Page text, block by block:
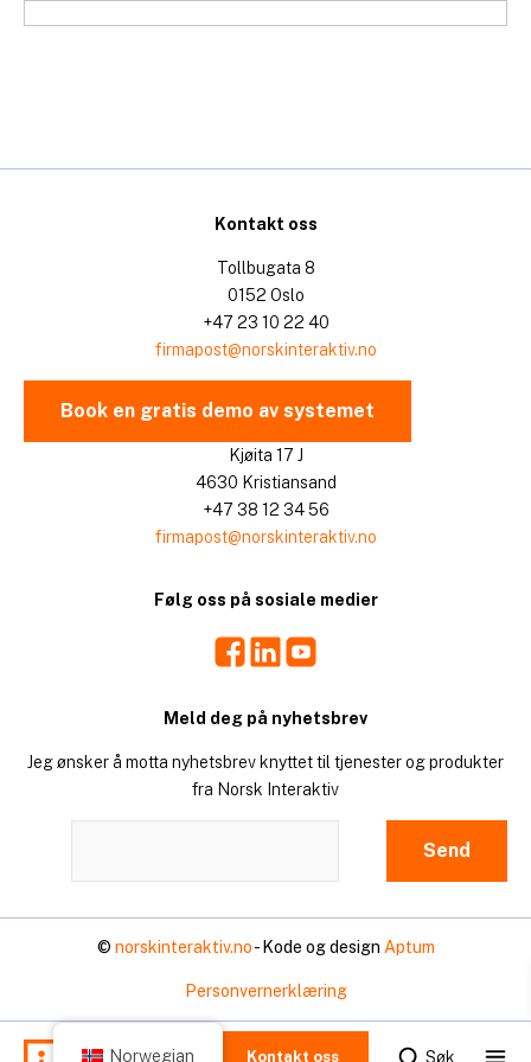
Kontakt oss Søk
Kontakt oss
Tollbugata 8
0152 Oslo
+47 23 10 22 40
firmapost@norskinteraktiv.no
Book en gratis demo av systemet
Kjøita 17 J
4630 Kristiansand
+47 38 12 34 56
firmapost@norskinteraktiv.no
Følg oss på sosiale medier
Facebook
LinkedIn
Meld deg på nyhetsbrev
Jeg ønsker å motta nyhetsbrev knyttet til tjenester og produkter
fra Norsk Interaktiv
© norskinteraktiv.no- Kode og design Aptum
Personvernerklæring
Norwegian